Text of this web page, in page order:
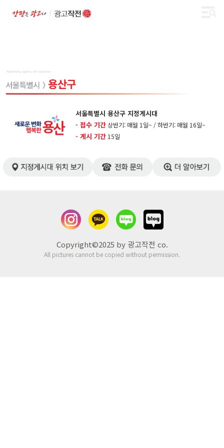
서울특별시 용산구 지정게시대
- 접수 기간상반기: 매월 1일~ / 하반기: 매월 16일~
- 게시 기간 ​15일
Copyright©2025 by 광고작전 co.
All pictures cannot be copied without permission.